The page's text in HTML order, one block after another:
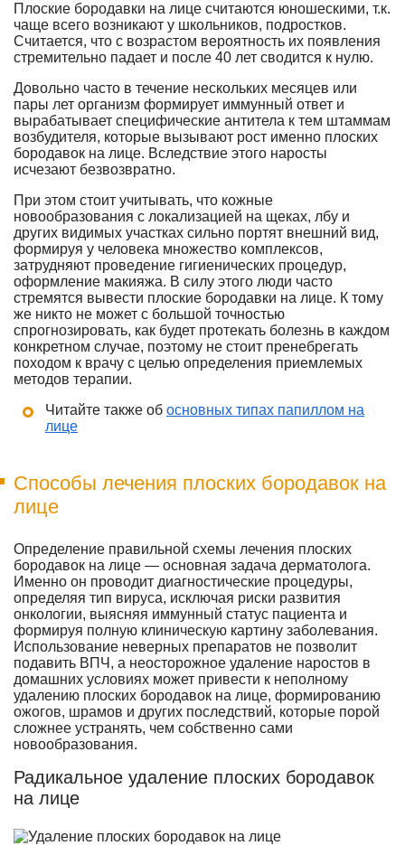
Плоские бородавки на лице считаются юношескими, т.к.
чаще всего возникают у школьников, подростков.
Считается, что с возрастом вероятность их появления
стремительно падает и после 40 лет сводится к нулю.
Довольно часто в течение нескольких месяцев или
пары лет организм формирует иммунный ответ и
вырабатывает специфические антитела к тем штаммам
возбудителя, которые вызывают рост именно плоских
бородавок на лице. Вследствие этого наросты
исчезают безвозвратно.
При этом стоит учитывать, что кожные
новообразования с локализацией на щеках, лбу и
других видимых участках сильно портят внешний вид,
формируя у человека множество комплексов,
затрудняют проведение гигиенических процедур,
оформление макияжа. В силу этого люди часто
стремятся вывести плоские бородавки на лице. К тому
же никто не может с большой точностью
спрогнозировать, как будет протекать болезнь в каждом
конкретном случае, поэтому не стоит пренебрегать
походом к врачу с целью определения приемлемых
методов терапии.
Читайте также об основных типах папиллом на
лице
Способы лечения плоских бородавок на
лице
Определение правильной схемы лечения плоских
бородавок на лице — основная задача дерматолога.
Именно он проводит диагностические процедуры,
определяя тип вируса, исключая риски развития
онкологии, выясняя иммунный статус пациента и
формируя полную клиническую картину заболевания.
Использование неверных препаратов не позволит
подавить ВПЧ, а неосторожное удаление наростов в
домашних условиях может привести к неполному
удалению плоских бородавок на лице, формированию
ожогов, шрамов и других последствий, которые порой
сложнее устранять, чем собственно сами
новообразования.
Радикальное удаление плоских бородавок
на лице